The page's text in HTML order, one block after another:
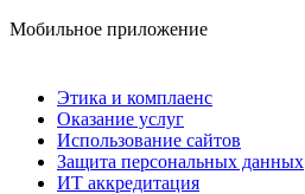
Мобильное приложение
Этика и комплаенс
Оказание услуг
Использование сайтов
Защита персональных данных
ИТ аккредитация